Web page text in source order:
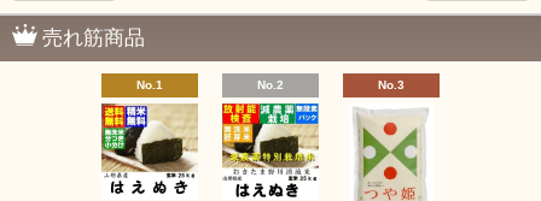
売れ筋商品
No.1 No.2 No.3